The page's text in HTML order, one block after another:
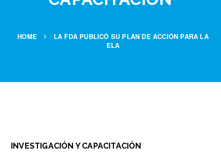
HOME
LA FDA PUBLICÓ SU PLAN DE ACCIÓN PARA LA
ELA
INVESTIGACIÓN Y CAPACITACIÓN